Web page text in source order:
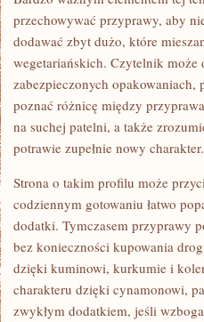
przechowywać przyprawy, aby
dodawać zbyt dużo, które
wegetariańskich. Czytelnik
zabezpieczonych opakowaniach,
poznać różnicę między
na suchej patelni, a także
potrawie zupełnie nowy charakter.
Strona o takim profilu może
codziennym gotowaniu łatwo
dodatki. Tymczasem przyprawy
bez konieczności kupowania
dzięki kuminowi, kurkumie i
charakteru dzięki cynamonowi,
zwykłym dodatkiem, jeśli